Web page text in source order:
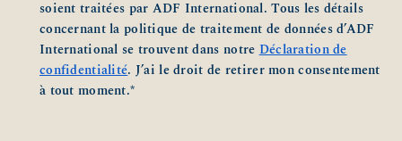
soient traitées par ADF International. Tous les détails
concernant la politique de traitement de données d’ADF
International se trouvent dans notreDéclaration de
confidentialité. J’ai le droit de retirer mon consentement
à tout moment.*